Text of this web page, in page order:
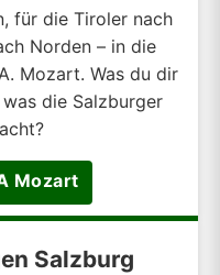
für die Tiroler nach
Norden – in die
Mozart. Was du dir
die Salzburger
Mozart
Salzburg